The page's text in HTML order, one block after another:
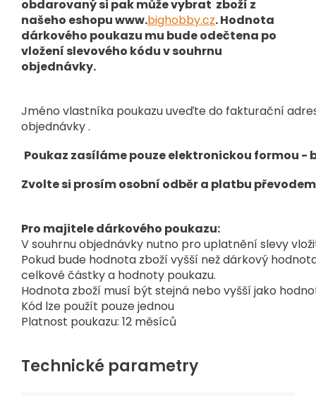
obdarovaný si pak může vybrat zboží z
našeho eshopu www.bighobby.cz. Hodnota
dárkového poukazu mu bude odečtena po
vložení slevového kódu v souhrnu
objednávky.
Jméno vlastníka poukazu uveďte do fakturační
objednávky .
Poukaz zasíláme pouze elektronickou formou
Zvolte si prosím osobní odběr a platbu
Pro majitele dárkového poukazu:
V souhrnu objednávky nutno pro uplatnění slevy
Pokud bude hodnota zboží vyšší než dárkový
celkové částky a hodnoty poukazu.
Hodnota zboží musí být stejná nebo vyšší jako
Kód lze použít pouze jednou
Platnost poukazu: 12 měsíců
Technické parametry